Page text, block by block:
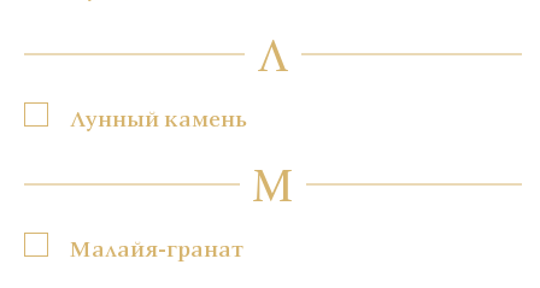
Л
Лунный камень
М
Малайя-гранат